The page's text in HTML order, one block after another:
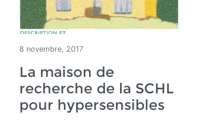
8 novembre, 2017
La maison de
recherche de la SCHL
pour hypersensibles